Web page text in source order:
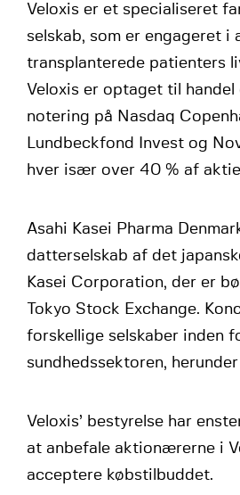
Veloxis er et specialiseret
selskab, som er engageret i
transplanterede patienters
Veloxis er optaget til handel
notering på Nasdaq
Lundbeckfond Invest og
hver især over 40 % af
Asahi Kasei Pharma
datterselskab af det
Kasei Corporation, der er
Tokyo Stock Exchange.
forskellige selskaber inden
sundhedssektoren,
Veloxis’ bestyrelse har
at anbefale aktionærerne i
acceptere købstilbuddet.